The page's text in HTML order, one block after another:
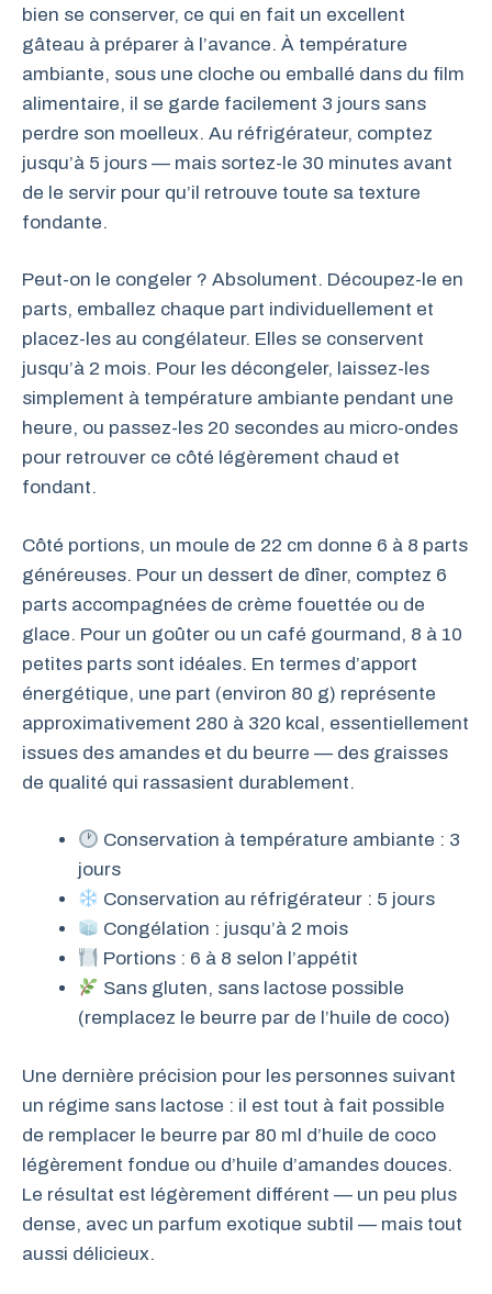
bien se conserver, ce qui en fait un excellent
gâteau à préparer à l’avance. À température
ambiante, sous une cloche ou emballé dans du film
alimentaire, il se garde facilement 3 jours sans
perdre son moelleux. Au réfrigérateur, comptez
jusqu’à 5 jours — mais sortez-le 30 minutes avant
de le servir pour qu’il retrouve toute sa texture
fondante.
Peut-on le congeler ? Absolument. Découpez-le en
parts, emballez chaque part individuellement et
placez-les au congélateur. Elles se conservent
jusqu’à 2 mois. Pour les décongeler, laissez-les
simplement à température ambiante pendant une
heure, ou passez-les 20 secondes au micro-ondes
pour retrouver ce côté légèrement chaud et
fondant.
Côté portions, un moule de 22 cm donne 6 à 8 parts
généreuses. Pour un dessert de dîner, comptez 6
parts accompagnées de crème fouettée ou de
glace. Pour un goûter ou un café gourmand, 8 à 10
petites parts sont idéales. En termes d’apport
énergétique, une part (environ 80 g) représente
approximativement 280 à 320 kcal, essentiellement
issues des amandes et du beurre — des graisses
de qualité qui rassasient durablement.
Conservation à température ambiante : 3
jours
Conservation au réfrigérateur : 5 jours
Congélation : jusqu’à 2 mois
Portions : 6 à 8 selon l’appétit
Sans gluten, sans lactose possible
(remplacez le beurre par de l’huile de coco)
Une dernière précision pour les personnes suivant
un régime sans lactose : il est tout à fait possible
de remplacer le beurre par 80 ml d’huile de coco
légèrement fondue ou d’huile d’amandes douces.
Le résultat est légèrement différent — un peu plus
dense, avec un parfum exotique subtil — mais tout
aussi délicieux.